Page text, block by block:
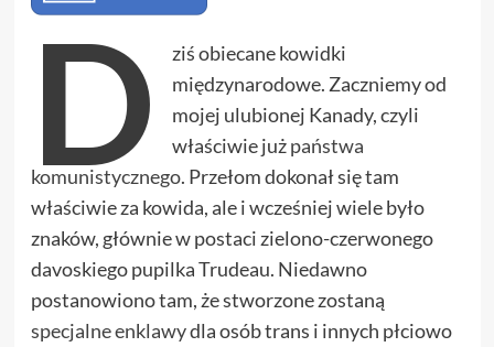
D
ziś obiecane kowidki
międzynarodowe. Zaczniemy od
mojej ulubionej Kanady, czyli
właściwie jużpaństwa
komunistycznego. Przełom dokonał się tam
właściwie za kowida, ale i wcześniej wiele było
znaków, głównie w postaci zielono-czerwonego
davoskiego pupilka Trudeau. Niedawno
postanowiono tam, że stworzone zostaną
specjalne enklawydla osób trans i innych płciowo